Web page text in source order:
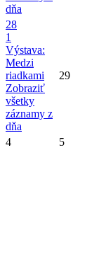
dňa
28
1
Výstava:
Medzi
riadkami
Zobraziť
všetky
záznamy z
dňa
29
4 5